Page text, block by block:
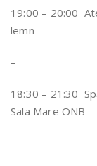
19:00 – 20:00
lemn
–
18:30 – 21:30
Sala Mare ONB